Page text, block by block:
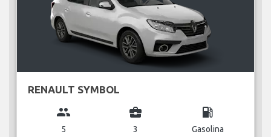
RENAULT SYMBOL
group
5
business_center
3
local_gas_station
Gasolina